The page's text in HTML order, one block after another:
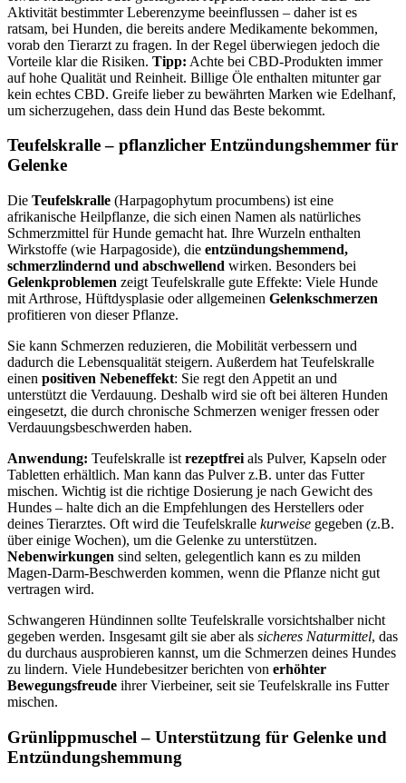
Aktivität bestimmter Leberenzyme beeinflussen – daher ist es
ratsam, bei Hunden, die bereits andere Medikamente bekommen,
vorab den Tierarzt zu fragen. In der Regel überwiegen jedoch die
Vorteile klar die Risiken. Tipp: Achte bei CBD-Produkten immer
auf hohe Qualität und Reinheit. Billige Öle enthalten mitunter gar
kein echtes CBD. Greife lieber zu bewährten Marken wie Edelhanf,
um sicherzugehen, dass dein Hund das Beste bekommt.
Teufelskralle – pflanzlicher Entzündungshemmer für
Gelenke
Die Teufelskralle (Harpagophytum procumbens) ist eine
afrikanische Heilpflanze, die sich einen Namen als natürliches
Schmerzmittel für Hunde gemacht hat. Ihre Wurzeln enthalten
Wirkstoffe (wie Harpagoside), die entzündungshemmend,
schmerzlindernd und abschwellend wirken. Besonders bei
Gelenkproblemen zeigt Teufelskralle gute Effekte: Viele Hunde
mit Arthrose, Hüftdysplasie oder allgemeinen Gelenkschmerzen
profitieren von dieser Pflanze.
Sie kann Schmerzen reduzieren, die Mobilität verbessern und
dadurch die Lebensqualität steigern. Außerdem hat Teufelskralle
einen positiven Nebeneffekt: Sie regt den Appetit an und
unterstützt die Verdauung. Deshalb wird sie oft bei älteren Hunden
eingesetzt, die durch chronische Schmerzen weniger fressen oder
Verdauungsbeschwerden haben.
Anwendung: Teufelskralle ist rezeptfrei als Pulver, Kapseln oder
Tabletten erhältlich. Man kann das Pulver z.B. unter das Futter
mischen. Wichtig ist die richtige Dosierung je nach Gewicht des
Hundes – halte dich an die Empfehlungen des Herstellers oder
deines Tierarztes. Oft wird die Teufelskralle kurweise gegeben (z.B.
über einige Wochen), um die Gelenke zu unterstützen.
Nebenwirkungen sind selten, gelegentlich kann es zu milden
Magen-Darm-Beschwerden kommen, wenn die Pflanze nicht gut
vertragen wird.
Schwangeren Hündinnen sollte Teufelskralle vorsichtshalber nicht
gegeben werden. Insgesamt gilt sie aber als sicheres Naturmittel, das
du durchaus ausprobieren kannst, um die Schmerzen deines Hundes
zu lindern. Viele Hundebesitzer berichten von erhöhter
Bewegungsfreude ihrer Vierbeiner, seit sie Teufelskralle ins Futter
mischen.
Grünlippmuschel – Unterstützung für Gelenke und
Entzündungshemmung